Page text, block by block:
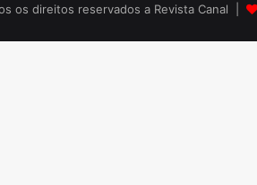
os direitos reservados a Revista Canal |